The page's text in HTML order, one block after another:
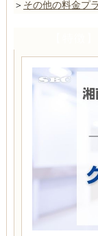
＞ その他の料金プ